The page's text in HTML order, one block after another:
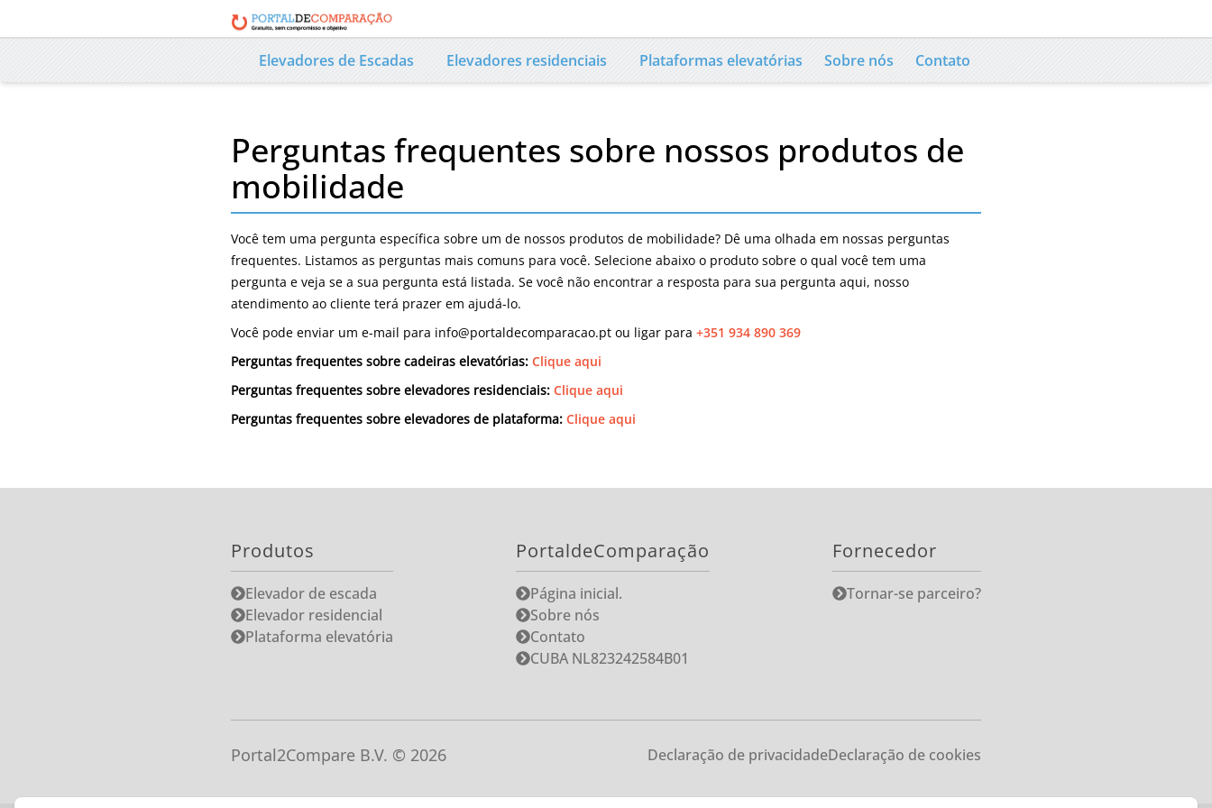
Elevadores de Escadas Elevadores residenciais Plataformas elevatórias Sobre nós Contato
Perguntas frequentes sobre nossos produtos de
mobilidade
Você tem uma pergunta específica sobre um de nossos produtos de mobilidade? Dê uma olhada em nossas perguntas
frequentes. Listamos as perguntas mais comuns para você. Selecione abaixo o produto sobre o qual você tem uma
pergunta e veja se a sua pergunta está listada. Se você não encontrar a resposta para sua pergunta aqui, nosso
atendimento ao cliente terá prazer em ajudá-lo.
Você pode enviar um e-mail para info@portaldecomparacao.pt ou ligar para +351 934 890 369
Perguntas frequentes sobre cadeiras elevatórias: Clique aqui
Perguntas frequentes sobre elevadores residenciais: Clique aqui
Perguntas frequentes sobre elevadores de plataforma: Clique aqui
Produtos
Elevador de escada
Elevador residencial
Plataforma elevatória
PortaldeComparação
Página inicial.
Sobre nós
Contato
CUBA NL823242584B01
Fornecedor
Tornar-se parceiro?
Portal2Compare B.V. © 2026 Declaração de privacidadeDeclaração de cookies